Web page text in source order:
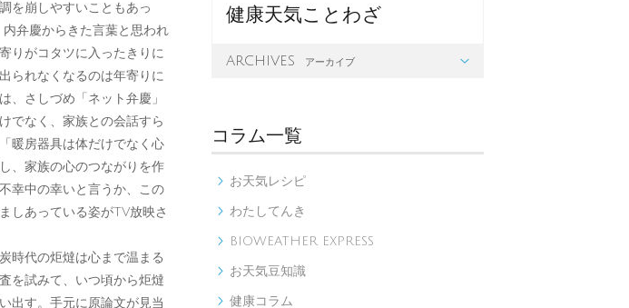
を崩しやすいこともあっ
弁慶からきた言葉と思われ
りがコタツに入ったきりに
られなくなるのは年寄りに
、さしづめ「ネット弁慶」
でなく、家族との会話すら
暖房器具は体だけでなく心
、家族の心のつながりを作
幸中の幸いと言うか、この
しあっている姿がTV放映さ
時代の炬燵は心まで温まる
を試みて、いつ頃から炬燵
出す。手元に原論文が見当
健康天気ことわざ
archives アーカイブ 
コラム一覧
 お天気レシピ
 わたしてんき
 BIOWEATHER EXPRESS
 お天気豆知識
 健康コラム